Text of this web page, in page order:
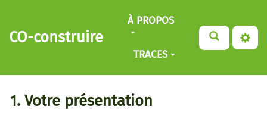
Aller au contenu principal
CO-construire
À PROPOS
TRACES
1. Votre présentation